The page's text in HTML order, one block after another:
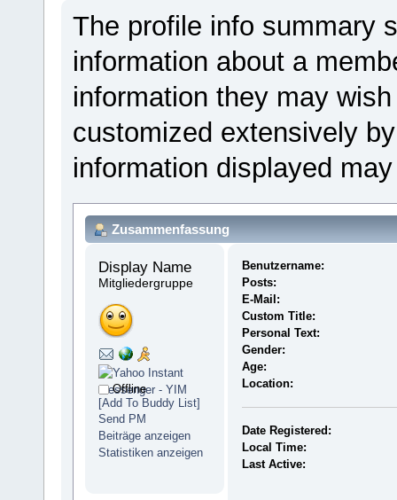
The profile info summary
information about a
information they may
customized extensively
information displayed
Zusammenfassung
Display Name
Mitgliedergruppe
Offline
[Add To Buddy List]
Send PM
Beiträge anzeigen
Statistiken anzeigen
Benutzername:
Posts:
E-Mail:
Custom Title:
Personal Text:
Gender:
Age:
Location:
Date Registered:
Local Time:
Last Active: